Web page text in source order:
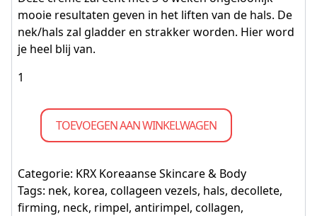
mooie resultaten geven in het liften van de hals. De
nek/hals zal gladder en strakker worden. Hier word
je heel blij van.
TOEVOEGEN AAN WINKELWAGEN
Categorie: KRX Koreaanse Skincare & Body
Tags: nek, korea, collageen vezels, hals, decollete,
firming, neck, rimpel, antirimpel, collagen,